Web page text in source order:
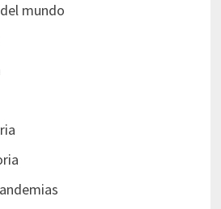
mundo